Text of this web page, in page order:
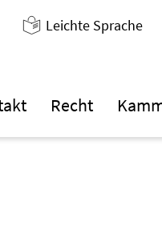
Leichte Sprache
Recht